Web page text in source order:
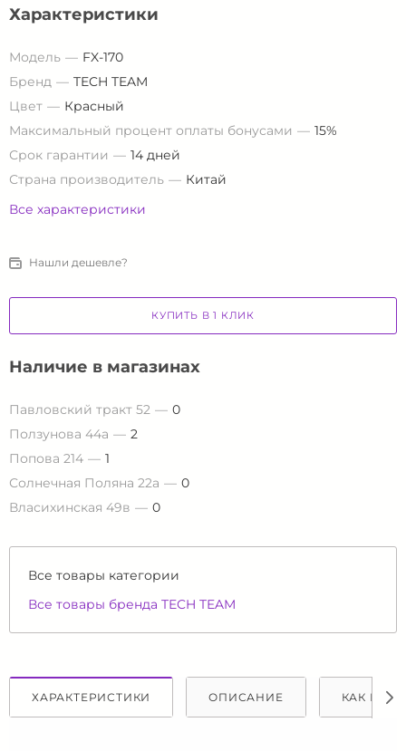
Характеристики
Модель
FX-170
Бренд
TECH TEAM
Цвет
Красный
Максимальный процент оплаты бонусами
15%
Срок гарантии
14 дней
Страна производитель
Китай
Все характеристики
Нашли дешевле?
КУПИТЬ В 1 КЛИК
Наличие в магазинах
Павловский тракт 52
0
Ползунова 44а
2
Попова 214
1
Солнечная Поляна 22а
0
Власихинская 49в
0
Все товары категории
Все товары бренда TECH TEAM
ХАРАКТЕРИСТИКИ ОПИСАНИЕ КАК